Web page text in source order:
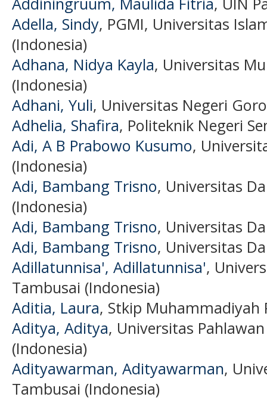
Adella, Sindy, PGMI, Universitas
(Indonesia)
Adhana, Nidya Kayla, Universitas
(Indonesia)
Adhani, Yuli, Universitas Negeri
Adhelia, Shafira, Politeknik Negeri
Adi, A B Prabowo Kusumo,
(Indonesia)
Adi, Bambang Trisno, Universitas
(Indonesia)
Adi, Bambang Trisno, Universitas
Adi, Bambang Trisno, Universitas
Adillatunnisa', Adillatunnisa',
Tambusai (Indonesia)
Aditia, Laura, Stkip Muhammadiyah
Aditya, Aditya, Universitas
(Indonesia)
Adityawarman, Adityawarman,
Tambusai (Indonesia)